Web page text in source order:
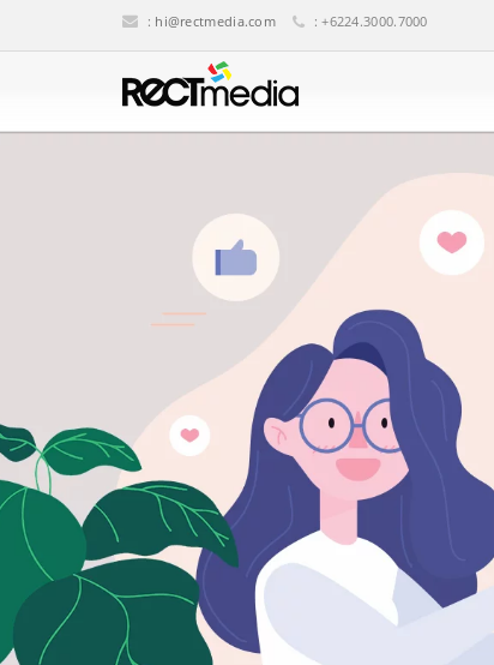
: hi@rectmedia.com : +6224.3000.7000